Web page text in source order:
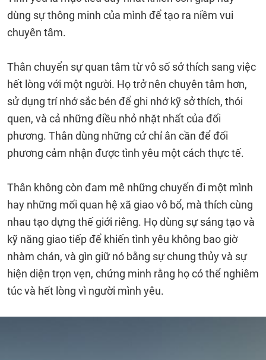
dùng sự thông minh của mình để tạo ra niềm vui
chuyên tâm.
Thân chuyển sự quan tâm từ vô số sở thích sang việc
hết lòng với một người. Họ trở nên chuyên tâm hơn,
sử dụng trí nhớ sắc bén để ghi nhớ kỹ sở thích, thói
quen, và cả những điều nhỏ nhặt nhất của đối
phương. Thân dùng những cử chỉ ân cần để đối
phương cảm nhận được tình yêu một cách thực tế.
Thân không còn đam mê những chuyến đi một mình
hay những mối quan hệ xã giao vô bổ, mà thích cùng
nhau tạo dựng thế giới riêng. Họ dùng sự sáng tạo và
kỹ năng giao tiếp để khiến tình yêu không bao giờ
nhàm chán, và gìn giữ nó bằng sự chung thủy và sự
hiện diện trọn vẹn, chứng minh rằng họ có thể nghiêm
túc và hết lòng vì người mình yêu.